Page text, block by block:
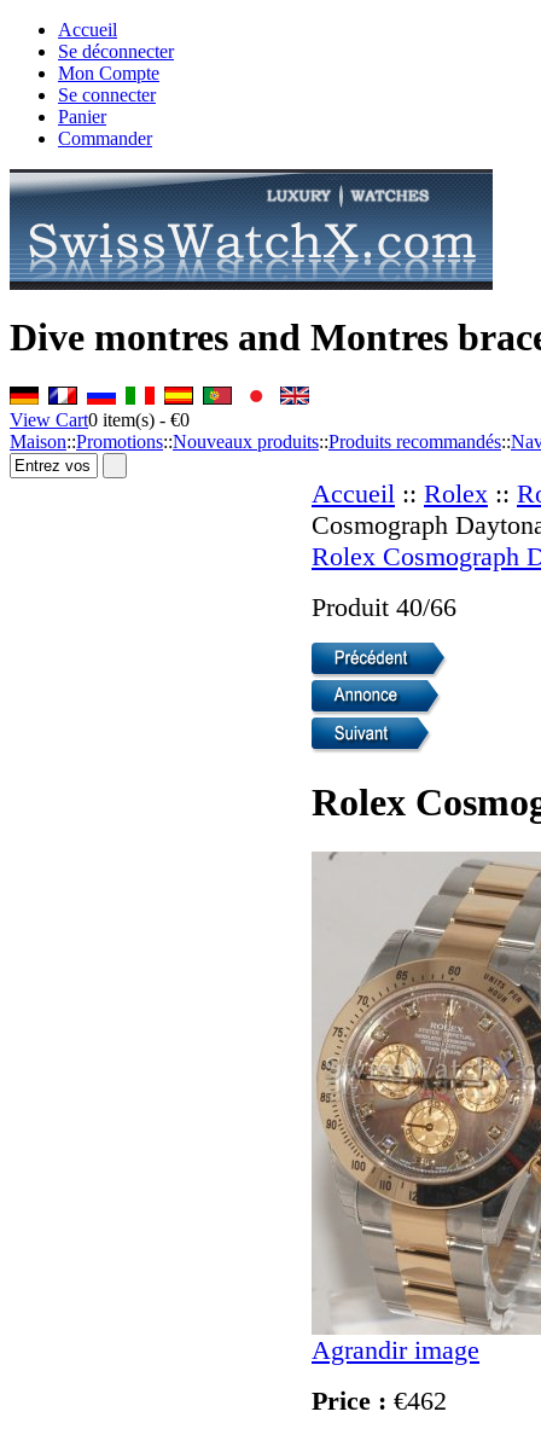
Accueil
Se déconnecter
Mon Compte
Se connecter
Panier
Commander
Dive montres and Montres
View Cart0 item(s) - €0
Maison::Promotions::Nouveaux produits::Produits recommandés::
Accueil :: Rolex ::
Cosmograph
Rolex Cosmograph
Produit 40/66
Rolex
Agrandir image
Price : €462